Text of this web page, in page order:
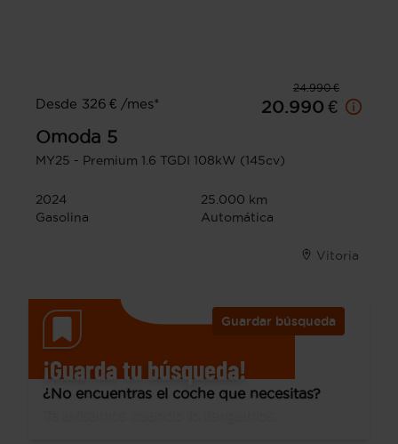
24.990 €
Desde 326 € /mes*
20.990 €
Omoda 5
MY25 - Premium 1.6 TGDI 108kW (145cv)
2024
25.000 km
Gasolina
Automática
Vitoria
Guardar búsqueda
¡Guarda tu búsqueda!
¿No encuentras el coche que necesitas?